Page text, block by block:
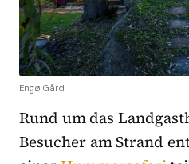
Engø Gård
Rund um das
Besucher am Strand